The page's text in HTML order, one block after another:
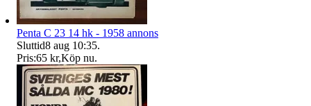
Penta C 23 14 hk - 1958 annons
Sluttid8 aug 10:35.
Pris:65 kr,Köp nu.